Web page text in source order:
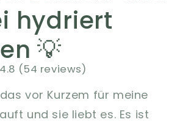
hydriert
💡
4.8 (54 reviews)
vor Kurzem für meine
und sie liebt es. Es ist